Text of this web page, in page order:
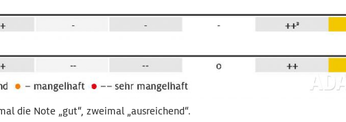
die Note „gut“, zweimal „ausreichend“.